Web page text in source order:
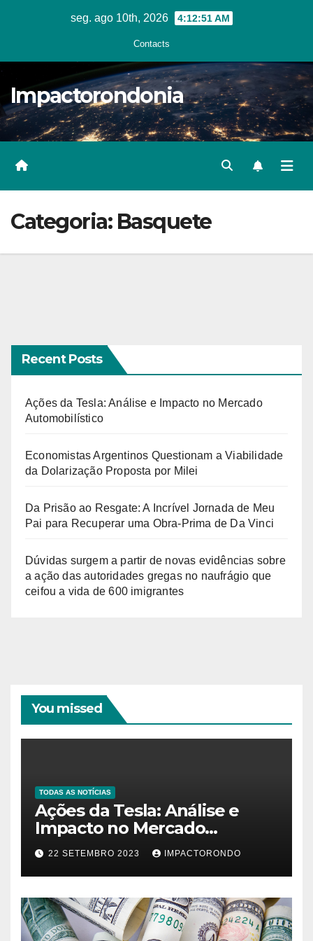
seg. ago 10th, 2026 4:12:52 AM
Contacts
Impactorondonia
Categoria: Basquete
Recent Posts
Ações da Tesla: Análise e Impacto no Mercado
Automobilístico
Economistas Argentinos Questionam a Viabilidade
da Dolarização Proposta por Milei
Da Prisão ao Resgate: A Incrível Jornada de Meu
Pai para Recuperar uma Obra-Prima de Da Vinci
Dúvidas surgem a partir de novas evidências sobre
a ação das autoridades gregas no naufrágio que
ceifou a vida de 600 imigrantes
You missed
TODAS AS NOTÍCIAS
Ações da Tesla: Análise e
Impacto no Mercado
Automobilístico
22 SETEMBRO 2023 IMPACTORONDO